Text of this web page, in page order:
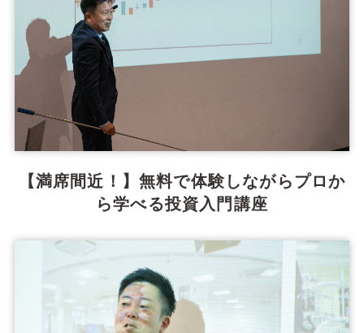
【満席間近！】無料で体験しながらプロか
ら学べる投資入門講座